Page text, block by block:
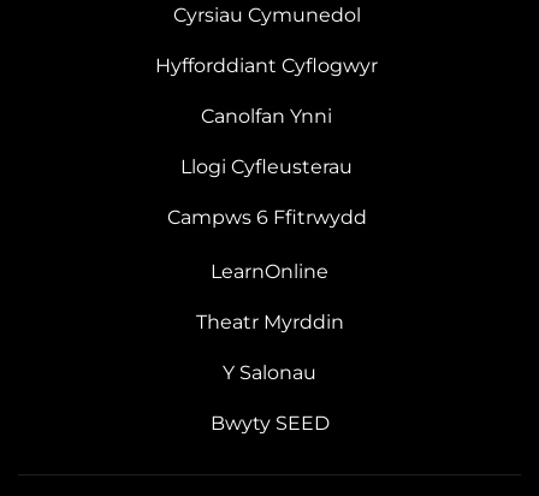
Cyrsiau Cymunedol
Hyfforddiant Cyflogwyr
Canolfan Ynni
Llogi Cyfleusterau
Campws 6 Ffitrwydd
LearnOnline
Theatr Myrddin
Y Salonau
Bwyty SEED